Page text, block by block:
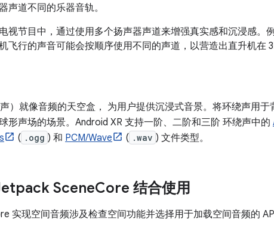
声道不同的乐器音轨。
视节目中，通过使用多个扬声器声道来增强真实感和沉浸感。
飞行的声音可能会按顺序使用不同的声道，以营造出直升机在
）就像音频的天空盒， 为用户提供沉浸式音景。将环绕声用于
形声场的场景。Android XR 支持一阶、二阶和三阶 环绕声中的
( .ogg ) 和 PCM/Wave ( .wav ) 文件类型。
SceneCore 结合使用
实现空间音频涉及检查空间功能并选择用于加载空间音频的 API